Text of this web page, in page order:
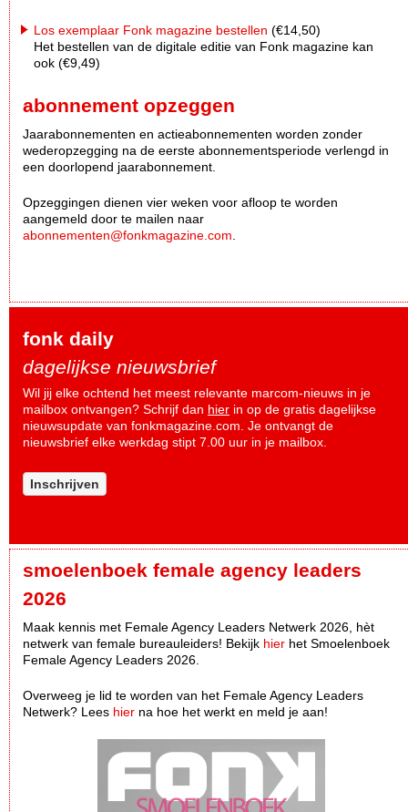
Los exemplaar Fonk magazine bestellen (€14,50)
Het bestellen van de digitale editie van Fonk magazine kan
ook (€9,49)
abonnement opzeggen
Jaarabonnementen en actieabonnementen worden zonder
wederopzegging na de eerste abonnementsperiode verlengd in
een doorlopend jaarabonnement.
Opzeggingen dienen vier weken voor afloop te worden
aangemeld door te mailen naar
abonnementen@fonkmagazine.com
fonk daily
dagelijkse nieuwsbrief
Wil jij elke ochtend het meest relevante marcom-nieuws in je
mailbox ontvangen? Schrijf dan hier in op de gratis dagelijkse
nieuwsupdate van fonkmagazine.com. Je ontvangt de
nieuwsbrief elke werkdag stipt 7.00 uur in je mailbox.
Inschrijven
smoelenboek female agency leaders
2026
Maak kennis met Female Agency Leaders Netwerk 2026, hèt
netwerk van female bureauleiders! Bekijk hier het Smoelenboek
Female Agency Leaders 2026.
Overweeg je lid te worden van het Female Agency Leaders
Netwerk? Lees hier na hoe het werkt en meld je aan!